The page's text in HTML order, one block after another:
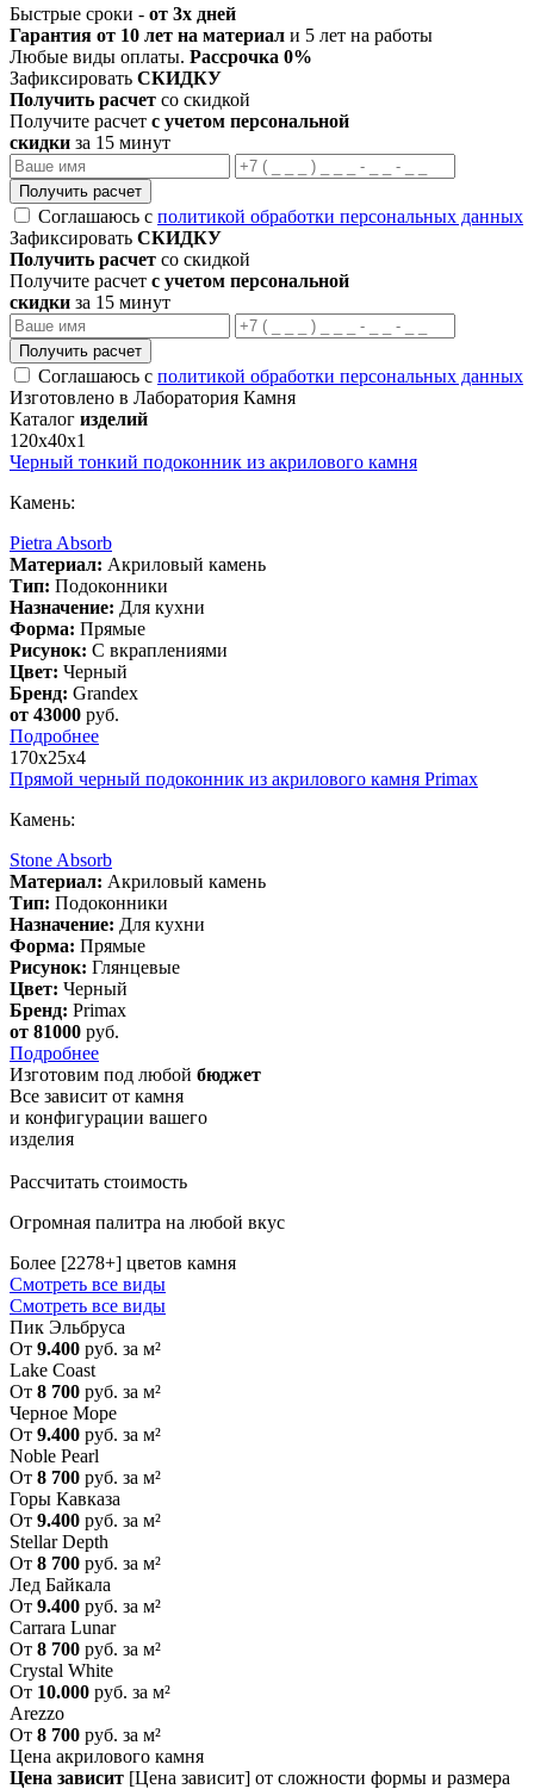
Быстрые сроки - от 3х дней
Гарантия от 10 лет на материал и 5 лет на работы
Любые виды оплаты. Рассрочка 0%
Зафиксировать СКИДКУ
Получить расчет со скидкой
Получите расчет с учетом персональной
скидки за 15 минут
Получить расчет
Соглашаюсь с политикой обработки персональных данных
Зафиксировать СКИДКУ
Получить расчет со скидкой
Получите расчет с учетом персональной
скидки за 15 минут
Получить расчет
Соглашаюсь с политикой обработки персональных данных
Изготовлено в Лаборатория Камня
Каталог изделий
120х40х1
Черный тонкий подоконник из акрилового камня
Камень:
Pietra Absorb
Материал: Акриловый камень
Тип: Подоконники
Назначение: Для кухни
Форма: Прямые
Рисунок: С вкраплениями
Цвет: Черный
Бренд: Grandex
от 43000 руб.
Подробнее
170х25х4
Прямой черный подоконник из акрилового камня Primax
Камень:
Stone Absorb
Материал: Акриловый камень
Тип: Подоконники
Назначение: Для кухни
Форма: Прямые
Рисунок: Глянцевые
Цвет: Черный
Бренд: Primax
от 81000 руб.
Подробнее
Изготовим под любой бюджет
Все зависит от камня
и конфигурации вашего
изделия
Рассчитать стоимость
Огромная палитра на любой вкус
Более [2278+] цветов камня
Смотреть все виды
Смотреть все виды
Пик Эльбруса
От 9.400 руб. за м²
Lake Coast
От 8 700 руб. за м²
Черное Море
От 9.400 руб. за м²
Noble Pearl
От 8 700 руб. за м²
Горы Кавказа
От 9.400 руб. за м²
Stellar Depth
От 8 700 руб. за м²
Лед Байкала
От 9.400 руб. за м²
Carrara Lunar
От 8 700 руб. за м²
Crystal White
От 10.000 руб. за м²
Arezzo
От 8 700 руб. за м²
Цена акрилового камня
Цена зависит [Цена зависит] от сложности формы и размера